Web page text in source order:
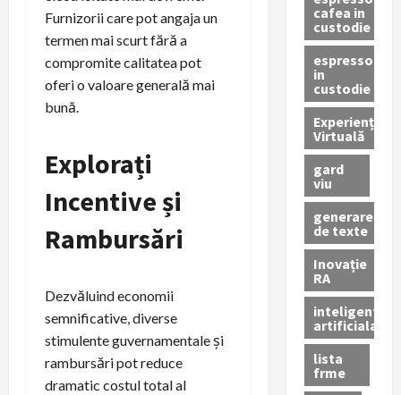
Furnizorii care pot angaja un
termen mai scurt fără a
compromite calitatea pot
oferi o valoare generală mai
bună.
Explorați
Incentive și
Rambursări
Dezvăluind economii
semnificative, diverse
stimulente guvernamentale și
rambursări pot reduce
dramatic costul total al
cafea in
custodie
espressor
in
custodie
Experiență
Virtuală
gard
viu
generare
de texte
Inovație
RA
inteligenta
artificiala
lista
frme